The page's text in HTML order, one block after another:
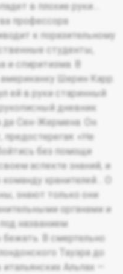
в плохие руки…
профессора
к поразительному
студенты,
спиритизма. В
Шерин Карр.
ей в руки старинный
дневник
де Сен-Жермена. Он
предостерегая: «Не
без помощи
аспекте знаний, и
хранителей… О
знают только они
органами и
названием
В смертельно
Тауэра до
Альпах —